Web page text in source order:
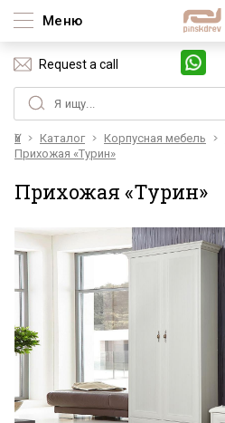
Меню
Request a call
Үй Каталог Корпусная мебель
Прихожая «Турин»
Прихожая «Турин»